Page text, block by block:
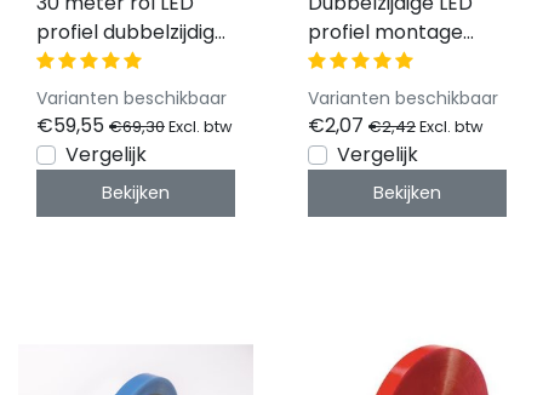
profiel dubbelzijdige
montage tape
12mm t.b.v. LED
profielen - 30 meter
rol
Varianten beschikbaar
€59,55 €69,30Excl. btw
Vergelijk
Bekijken
profiel montage
tape 12mm - 1 meter
Varianten beschikbaar
€2,07 €2,42Excl. btw
Vergelijk
Bekijken